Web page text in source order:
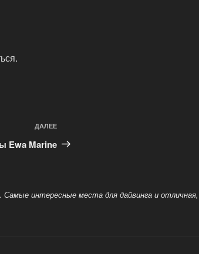
.
запись
ДАЛЕЕ
Ewa Marine
интересные места для дайвинга и